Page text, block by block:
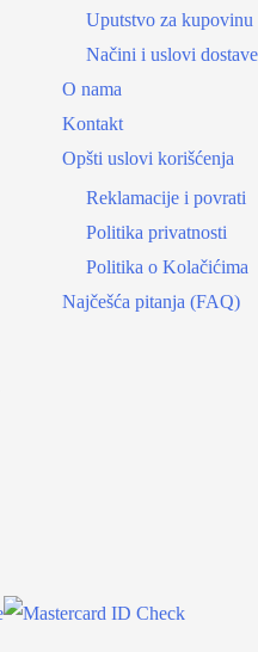
Uputstvo za kupovinu
Načini i uslovi dostave
O nama
Kontakt
Opšti uslovi korišćenja
Reklamacije i povrati
Politika privatnosti
Politika o Kolačićima
Najčešća pitanja (FAQ)